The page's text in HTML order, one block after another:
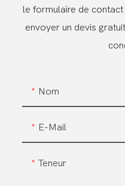
le formulaire de
envoyer un devis
Nom
E-Mail
Teneur